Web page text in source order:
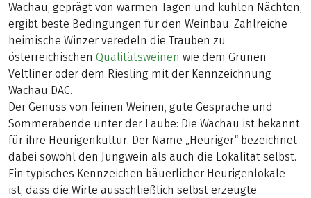
Wachau, geprägt von warmen Tagen und kühlen Nächten,
ergibt beste Bedingungen für den Weinbau. Zahlreiche
heimische Winzer veredeln die Trauben zu
österreichischen Qualitätsweinen wie dem Grünen
Veltliner oder dem Riesling mit der Kennzeichnung
Wachau DAC.
Der Genuss von feinen Weinen, gute Gespräche und
Sommerabende unter der Laube: Die Wachau ist bekannt
für ihre Heurigenkultur. Der Name „Heuriger“ bezeichnet
dabei sowohl den Jungwein als auch die Lokalität selbst.
Ein typisches Kennzeichen bäuerlicher Heurigenlokale
ist, dass die Wirte ausschließlich selbst erzeugte